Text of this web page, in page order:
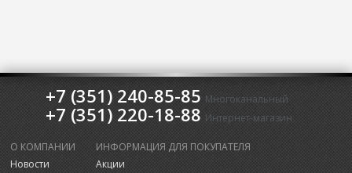
+7 (351) 240-85-85 Многоканальный
+7 (351) 220-18-88 Интернет-магазин
О КОМПАНИИ
Новости
ИНФОРМАЦИЯ ДЛЯ ПОКУПАТЕЛЯ
Акции